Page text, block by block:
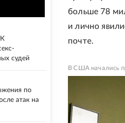
больше 78
и лично
почте.
В США начались
судей
по
атак на